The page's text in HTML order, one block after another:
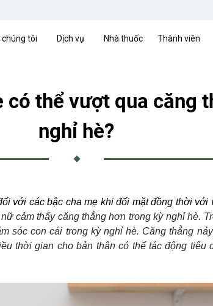
chúng tôi Dịch vụ Nhà thuốc Thành viên
có thể vượt qua căng
nghỉ hè?
với các bậc cha mẹ khi đối mặt đồng thời với
cảm thấy căng thẳng hơn trong kỳ nghỉ hè.
sóc con cái trong kỳ nghỉ hè. Căng thẳng
thời gian cho bản thân có thể tác động tiêu